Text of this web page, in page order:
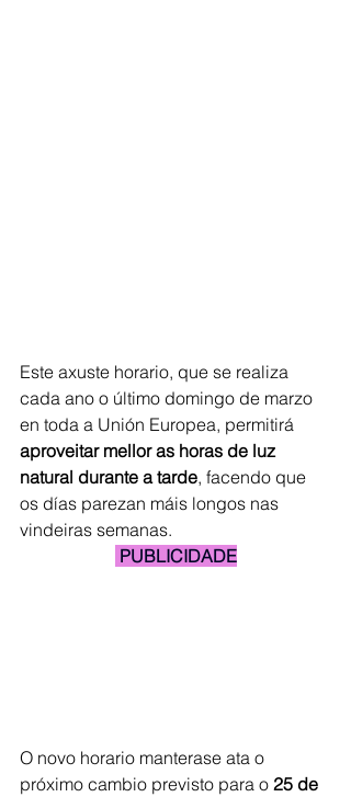
Este axuste horario, que se realiza
cada ano o último domingo de marzo
en toda a Unión Europea, permitirá
aproveitar mellor as horas de luz
natural durante a tarde, facendo que
os días parezan máis longos nas
vindeiras semanas.
PUBLICIDADE
O novo horario manterase ata o
próximo cambio previsto para o 25 de